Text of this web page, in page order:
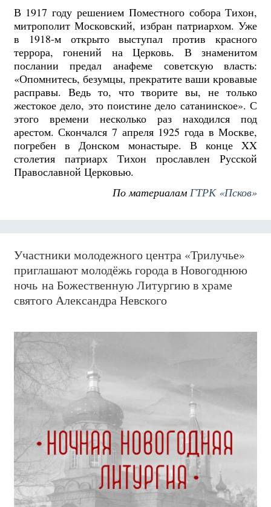
В 1917 году решением Поместного собора Тихон,
митрополит Московский, избран патриархом. Уже
в 1918-м открыто выступал против красного
террора, гонений на Церковь. В знаменитом
послании предал анафеме советскую власть:
«Опомнитесь, безумцы, прекратите ваши кровавые
расправы. Ведь то, что творите вы, не только
жестокое дело, это поистине дело сатанинское». С
этого времени несколько раз находился под
арестом. Скончался 7 апреля 1925 года в Москве,
погребен в Донском монастыре. В конце XX
столетия патриарх Тихон прославлен Русской
Православной Церковью.
По материалам ГТРК «Псков»
Участники молодежного центра «Трилучье»
приглашают молодёжь города в Новогоднюю
ночь на Божественную Литургию в храме
святого Александра Невского